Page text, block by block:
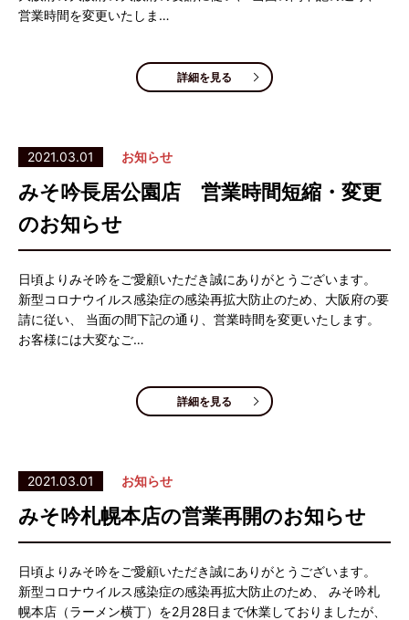
営業時間を変更いたしま…
詳細を見る
2021.03.01 お知らせ
みそ吟長居公園店 営業時間短縮・変更
のお知らせ
日頃よりみそ吟をご愛顧いただき誠にありがとうございます。
新型コロナウイルス感染症の感染再拡大防止のため、大阪府の要
請に従い、 当面の間下記の通り、営業時間を変更いたします。
お客様には大変なご…
詳細を見る
2021.03.01 お知らせ
みそ吟札幌本店の営業再開のお知らせ
日頃よりみそ吟をご愛顧いただき誠にありがとうございます。
新型コロナウイルス感染症の感染再拡大防止のため、 みそ吟札
幌本店（ラーメン横丁）を2月28日まで休業しておりましたが、